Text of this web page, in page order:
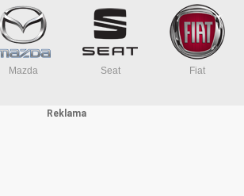
Mazda Seat Fiat